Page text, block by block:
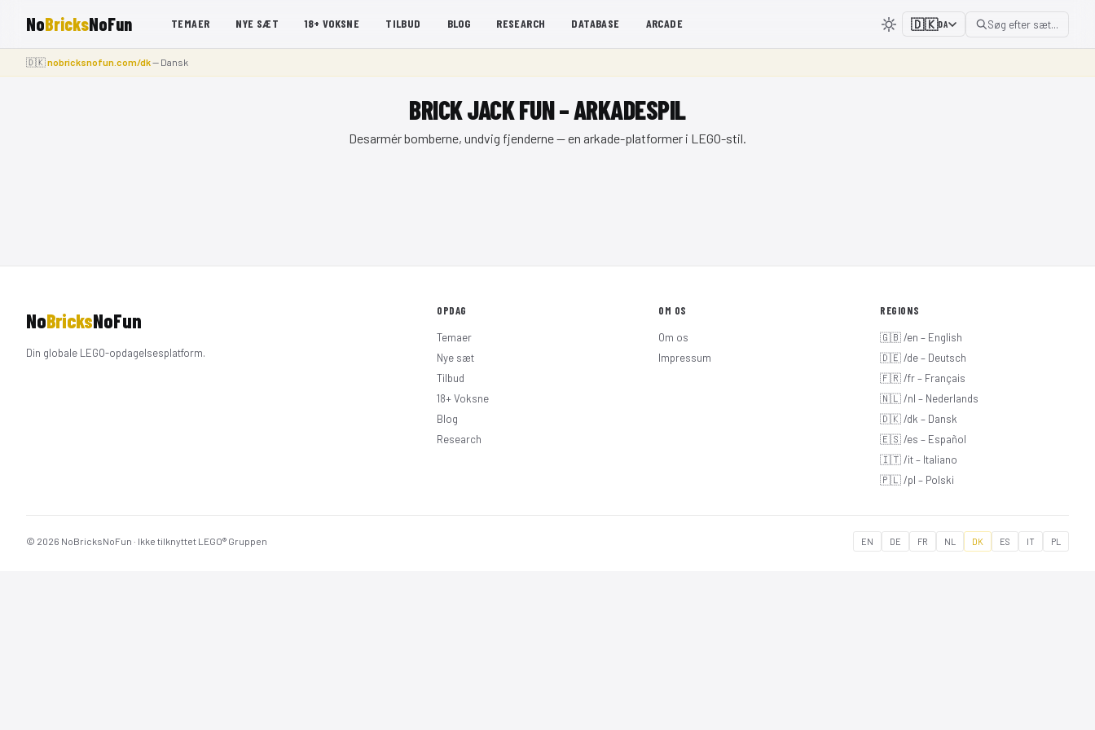
NoBricksNoFun TEMAER NYE SÆT 18+ VOKSNE TILBUD BLOG RESEARCH DATABASE ARCADE 🇩🇰DA Søg efter sæt...
🇩🇰nobricksnofun.com/dk— Dansk
BRICK JACK FUN – ARKADESPIL
Desarmér bomberne, undvig fjenderne — en arkade-platformer i LEGO-stil.
NoBricksNoFun
Din globale LEGO-opdagelsesplatform.
OPDAG
Temaer
Nye sæt
Tilbud
18+ Voksne
Blog
Research
OM OS
Om os
Impressum
REGIONS
🇬🇧 /en – English
🇩🇪 /de – Deutsch
🇫🇷 /fr – Français
🇳🇱 /nl – Nederlands
🇩🇰 /dk – Dansk
🇪🇸 /es – Español
🇮🇹 /it – Italiano
🇵🇱 /pl – Polski
© 2026 NoBricksNoFun · Ikke tilknyttet LEGO® Gruppen EN DE FR NL DK ES IT PL